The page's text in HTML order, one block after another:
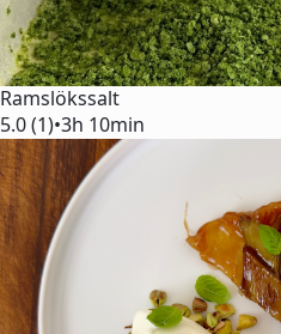
Ramslökssalt
5.0 (1)•3h 10min